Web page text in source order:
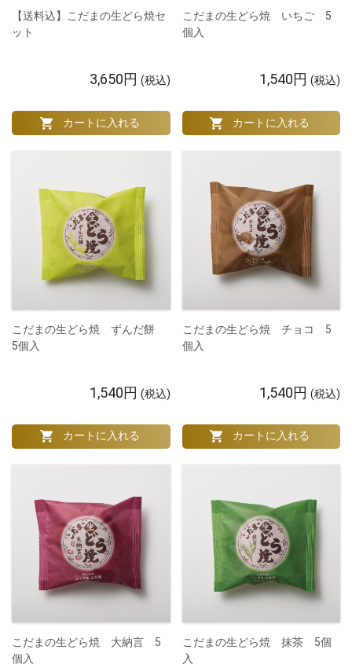
【送料込】こだまの生どら焼セ
ット
3,650円 (税込)
こだまの生どら焼 いちご 5
個入
1,540円 (税込)
こだまの生どら焼 ずんだ餅
5個入
1,540円 (税込)
こだまの生どら焼 チョコ 5
個入
1,540円 (税込)
こだまの生どら焼 大納言 5
個入
こだまの生どら焼 抹茶 5個
入